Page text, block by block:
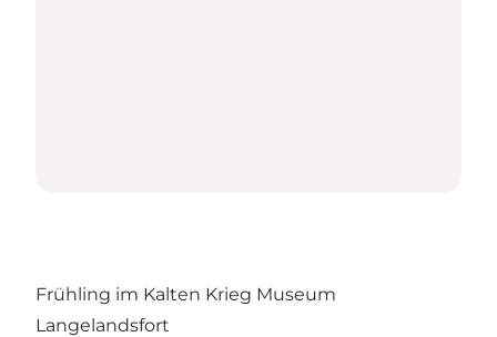
Frühling im Kalten Krieg Museum
Langelandsfort